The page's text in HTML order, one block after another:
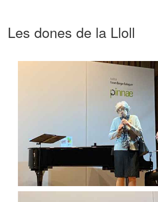
Les dones de la Lloll